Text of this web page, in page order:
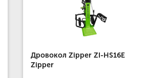
Дровокол Zipper ZI-HS16E
Zipper